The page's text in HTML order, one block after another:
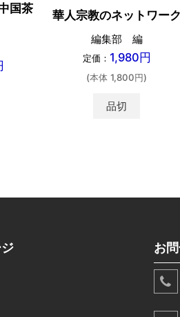
国茶
華人宗教のネットワーク
編集部 編
定価： 1,980円
(本体 1,800円)
品切
お